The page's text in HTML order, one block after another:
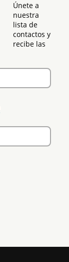
Únete a
nuestra
lista de
contactos y
recibe las